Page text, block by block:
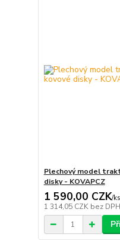
Plechový model
disky - KOVAPCZ
1 590,00 CZK/ks
1 314,05 CZK bez DPH